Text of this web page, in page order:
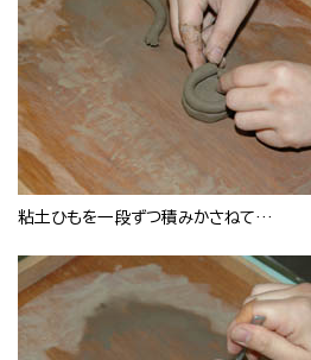
粘土ひもを一段ずつ積みかさねて…